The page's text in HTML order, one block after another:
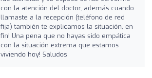
con la atención del doctor, además cuando
llamaste a la recepción (teléfono de red
fija) también te explicamos la situación, en
fin! Una pena que no hayas sido empática
con la situación extrema que estamos
viviendo hoy! Saludos